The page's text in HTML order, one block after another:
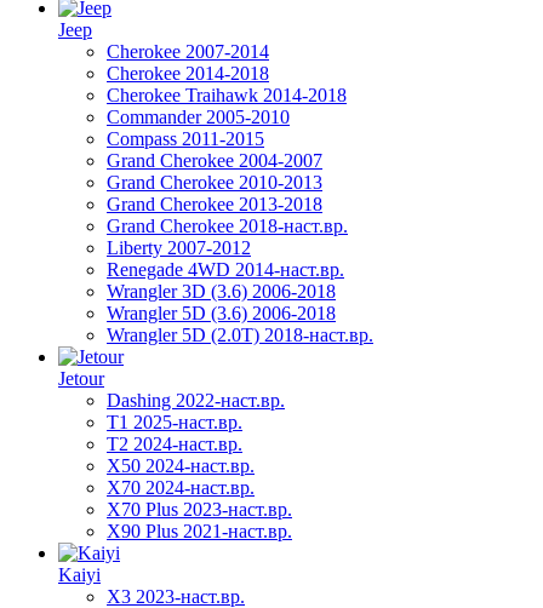
Jeep
Cherokee 2007-2014
Cherokee 2014-2018
Cherokee Traihawk 2014-2018
Commander 2005-2010
Compass 2011-2015
Grand Cherokee 2004-2007
Grand Cherokee 2010-2013
Grand Cherokee 2013-2018
Grand Cherokee 2018-наст.вр.
Liberty 2007-2012
Renegade 4WD 2014-наст.вр.
Wrangler 3D (3.6) 2006-2018
Wrangler 5D (3.6) 2006-2018
Wrangler 5D (2.0T) 2018-наст.вр.
Jetour
Dashing 2022-наст.вр.
T1 2025-наст.вр.
T2 2024-наст.вр.
X50 2024-наст.вр.
X70 2024-наст.вр.
X70 Plus 2023-наст.вр.
X90 Plus 2021-наст.вр.
Kaiyi
X3 2023-наст.вр.